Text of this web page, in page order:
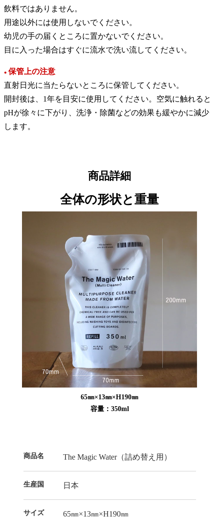
飲料ではありません。
用途以外には使用しないでください。
幼児の手の届くところに置かないでください。
目に入った場合はすぐに流水で洗い流してください。
● 保管上の注意
直射日光に当たらないところに保管してください。
開封後は、1年を目安に使用してください。空気に触れると
pHが徐々に下がり、洗浄・除菌などの効果も緩やかに減少
します。
商品詳細
全体の形状と重量
65㎜×13㎜×H190㎜
容量：350ml
商品名 The Magic Water（詰め替え用）
生産国 日本
サイズ 65㎜×13㎜×H190㎜